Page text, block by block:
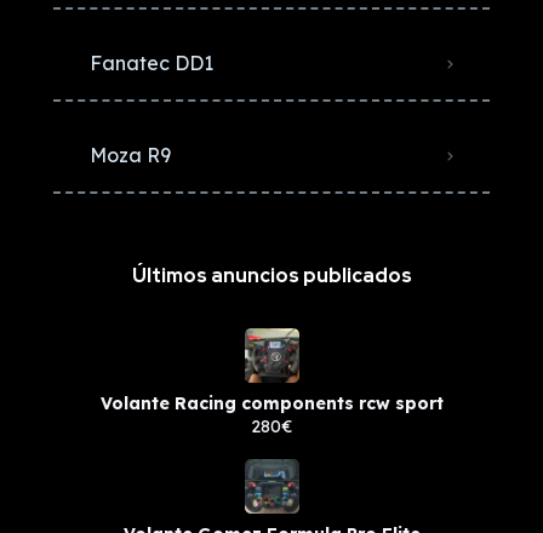
Fanatec DD1
Moza R9
Últimos anuncios publicados
Volante Racing components rcw sport
280€